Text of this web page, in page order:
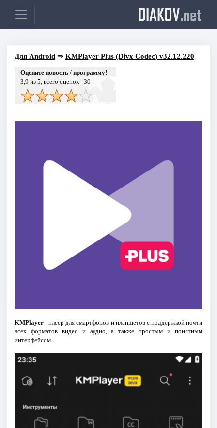
DIAKOV.net
Для Android⇒ KMPlayer Plus (Divx Codec) v32.12.220
Оцените новость / программу!
3,9 из 5, всего оценок - 30
KMPlayer- плеер для смартфонов и планшетов c поддержкой почти
всех форматов видео и аудио, а также простым и понятным
интерфейсом.